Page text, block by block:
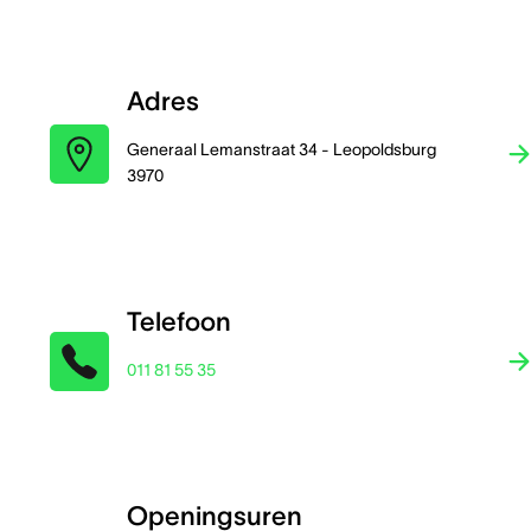
Adres
Generaal Lemanstraat 34 - Leopoldsburg
3970
Telefoon
011 81 55 35
Openingsuren